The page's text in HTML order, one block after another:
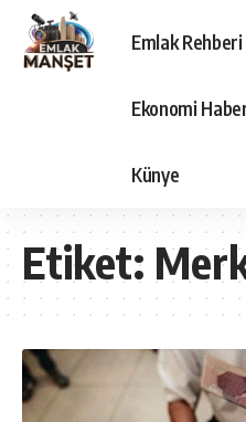
Emlak Rehberi
Ekonomi
Künye
Etiket: